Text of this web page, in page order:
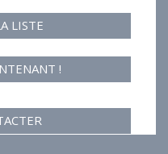
LISTE
!